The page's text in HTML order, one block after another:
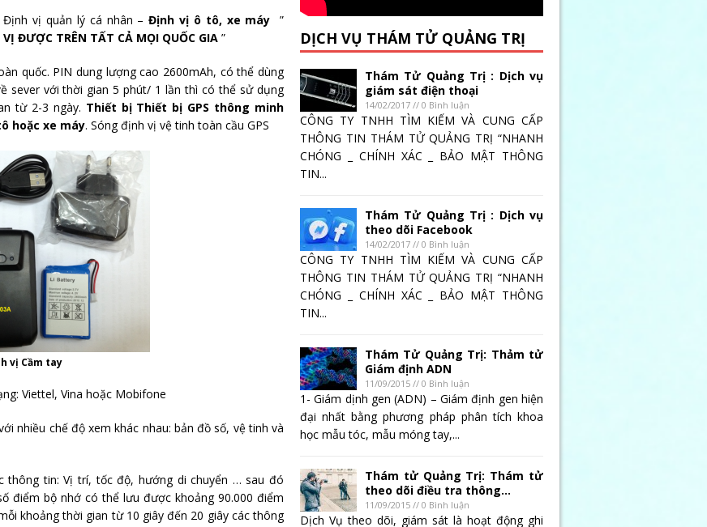
Định vị quản lý cá nhân –Định vị ô tô, xe máy ”
ĐƯỢC TRÊN TẤT CẢ MỌI QUỐC GIA ”
quốc. PIN dung lượng cao 2600mAh, có thể dùng
sever với thời gian 5 phút/ 1 lần thì có thể sử dụng
từ 2-3 ngày. Thiết bị Thiết bị GPS thông minh
hoặc xe máy. Sóng định vị vệ tinh toàn cầu GPS
vị Cầm tay
Viettel, Vina hoặc Mobifone
nhiều chế độ xem khác nhau: bản đồ số, vệ tinh và
thông tin: Vị trí, tốc độ, hướng di chuyển … sau đó
điểm bộ nhớ có thể lưu được khoảng 90.000 điểm
khoảng thời gian từ 10 giây đến 20 giây các thông
DỊCH VỤ THÁM TỬ QUẢNG TRỊ
Thám Tử Quảng Trị : Dịch vụ
giám sát điện thoại
14/02/2017 // 0 Bình luận
CÔNG TY TNHH TÌM KIẾM VÀ CUNG CẤP
THÔNG TIN THÁM TỬ QUẢNG TRỊ “NHANH
CHÓNG _ CHÍNH XÁC _ BẢO MẬT THÔNG
TIN...
Thám Tử Quảng Trị : Dịch vụ
theo dõi Facebook
14/02/2017 // 0 Bình luận
CÔNG TY TNHH TÌM KIẾM VÀ CUNG CẤP
THÔNG TIN THÁM TỬ QUẢNG TRỊ “NHANH
CHÓNG _ CHÍNH XÁC _ BẢO MẬT THÔNG
TIN...
Thám Tử Quảng Trị: Thảm tử
Giám định ADN
11/09/2015 // 0 Bình luận
1- Giám dịnh gen (ADN) – Giám định gen hiện
đại nhất bằng phương pháp phân tích khoa
học mẫu tóc, mẫu móng tay,...
Thám tử Quảng Trị: Thám tử
theo dõi điều tra thông...
11/09/2015 // 0 Bình luận
Dịch Vụ theo dõi, giám sát là hoạt động ghi